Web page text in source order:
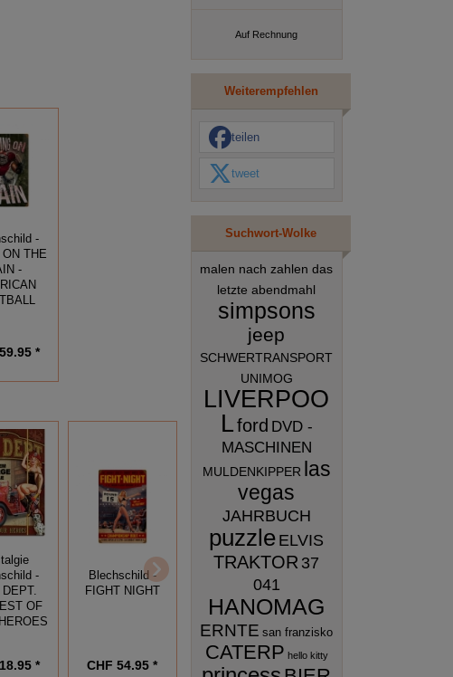
-
ON THE
-
*
-
DEPT.
OF
*
Blechschild -
FIGHT NIGHT
CHF 54.95 *
Blechschild -
LADY LUCK
CHF 18.95 * CHF 49.95 *
Auf Rechnung
Weiterempfehlen
teilen
tweet
Suchwort-Wolke
malen nach zahlen das
letzte abendmahl
simpsons
jeep
SCHWERTRANSPORT
UNIMOG
LIVERPOO
Lford DVD -
MASCHINEN
MULDENKIPPER las
vegas
JAHRBUCH
puzzle ELVIS
TRAKTOR 37
041
HANOMAG
ERNTE san franzisko
CATERP hello kitty